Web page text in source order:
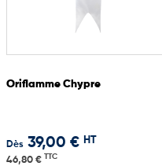
Oriflamme Chypre
Dès 39,00 € HT
46,80 € TTC